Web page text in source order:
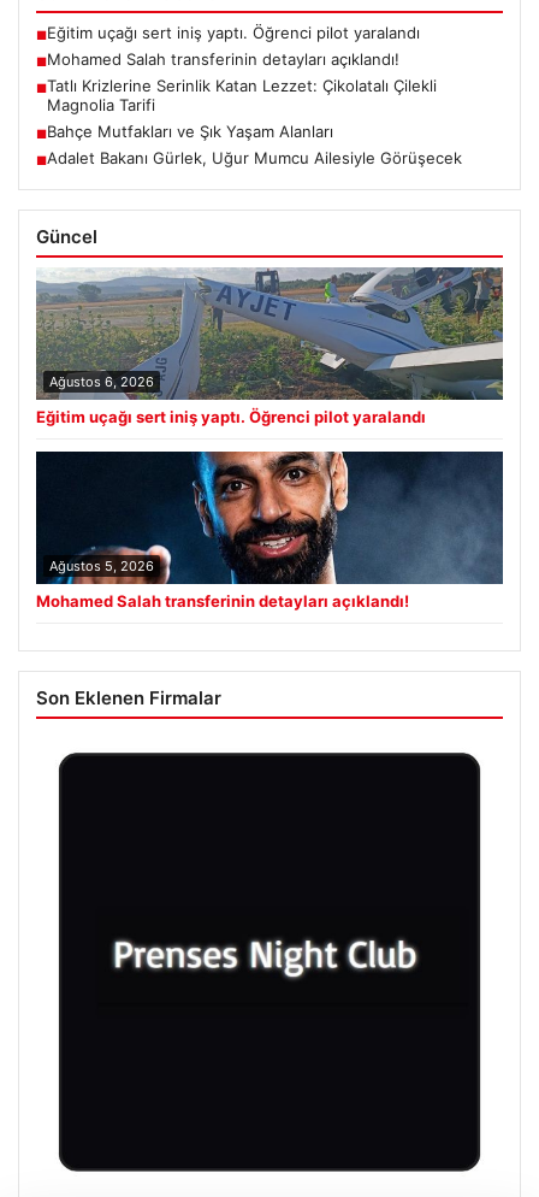
■Eğitim uçağı sert iniş yaptı. Öğrenci pilot yaralandı
■Mohamed Salah transferinin detayları açıklandı!
■Tatlı Krizlerine Serinlik Katan Lezzet: Çikolatalı Çilekli
Magnolia Tarifi
■Bahçe Mutfakları ve Şık Yaşam Alanları
■Adalet Bakanı Gürlek, Uğur Mumcu Ailesiyle Görüşecek
Güncel
Ağustos 6, 2026
Eğitim uçağı sert iniş yaptı. Öğrenci pilot yaralandı
Ağustos 5, 2026
Mohamed Salah transferinin detayları açıklandı!
Son Eklenen Firmalar